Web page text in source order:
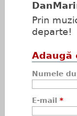
Prin
departe!
Adaugă
Numele
E-mail *